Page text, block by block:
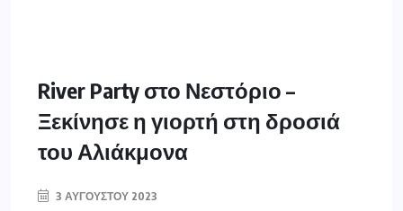
River Party στο Νεστόριο –
Ξεκίνησε η γιορτή στη δροσιά
του Αλιάκμονα
3 ΑΥΓΟΎΣΤΟΥ 2023